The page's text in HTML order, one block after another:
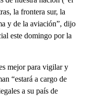
la frontera sur, la
y de la aviación”, dijo
este domingo por la
mejor para vigilar y
“estará a cargo de
a su país de